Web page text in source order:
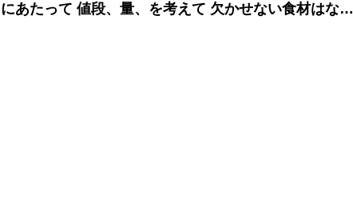
あたって 値段、量、を考えて 欠かせない食材はな…